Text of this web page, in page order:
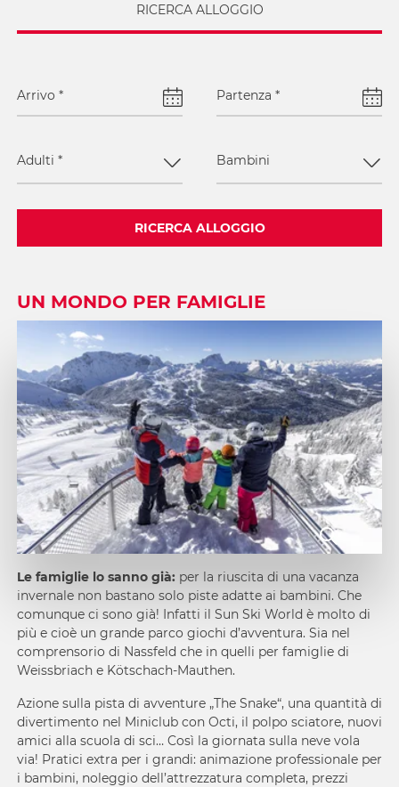
RICERCA ALLOGGIO
Arrivo * Partenza *
Adulti * Bambini
RICERCA ALLOGGIO
UN MONDO PER FAMIGLIE
Le famiglie lo sanno già: per la riuscita di una vacanza
invernale non bastano solo piste adatte ai bambini. Che
comunque ci sono già! Infatti il Sun Ski World è molto di
più e cioè un grande parco giochi d’avventura. Sia nel
comprensorio di Nassfeld che in quelli per famiglie di
Weissbriach e Kötschach-Mauthen.
Azione sulla pista di avventure „The Snake“, una quantità di
divertimento nel Miniclub con Octi, il polpo sciatore, nuovi
amici alla scuola di sci… Così la giornata sulla neve vola
via! Pratici extra per i grandi: animazione professionale per
i bambini, noleggio dell’attrezzatura completa, prezzi